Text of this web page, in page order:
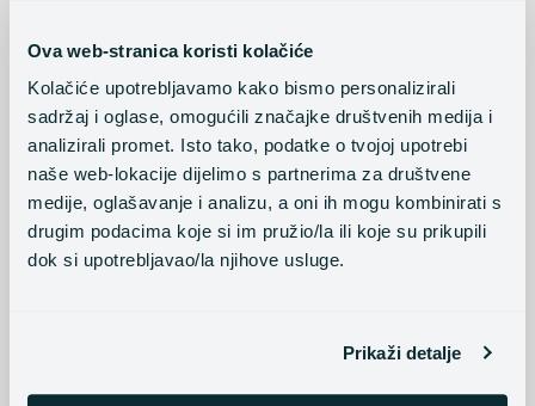
Ova web-stranica koristi kolačiće
Kolačiće upotrebljavamo kako bismo personalizirali
sadržaj i oglase, omogućili značajke društvenih medija i
analizirali promet. Isto tako, podatke o tvojoj upotrebi
naše web-lokacije dijelimo s partnerima za društvene
medije, oglašavanje i analizu, a oni ih mogu kombinirati s
drugim podacima koje si im pružio/la ili koje su prikupili
dok si upotrebljavao/la njihove usluge.
Prikaži detalje
franšiza.
Što je još korisno imati?
Autoasistencija, odnosno "vuča vozila" je iznimno
praktično pokriće koje olakšava nezgodne trenutke
kada auto stane nasred puta. Kod nas možeš izabrati
između pokrića za Hrvatsku ako ne putuješ izvan
granica i pokriće Europe za sva tvoja europska
godinama standardno uključeno u sve police auto